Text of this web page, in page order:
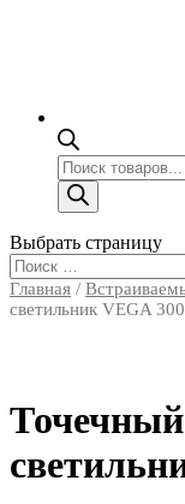
Поиск
товаров
Выбрать страницу
Главная /
светильник VEGA